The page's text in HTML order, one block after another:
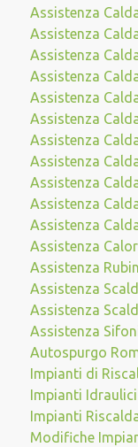
Assistenza
Assistenza
Assistenza
Assistenza
Assistenza
Assistenza
Assistenza
Assistenza
Assistenza
Assistenza
Assistenza
Assistenza
Assistenza
Assistenza
Assistenza
Assistenza
Autospurgo
Impianti di
Impianti
Impianti
Modifiche